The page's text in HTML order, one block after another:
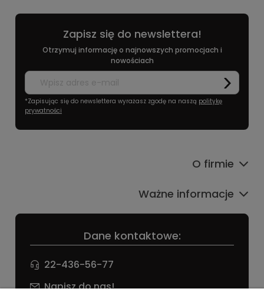
Zapisz się do newslettera!
Otrzymuj informację o najnowszych promocjach i
nowościach
*Zapisując się do newslettera wyrażasz zgodę na naszą politykę
prywatności
Dane kontaktowe:
22-436-56-77
Napisz do nas!
O firmie
Ważne informacje